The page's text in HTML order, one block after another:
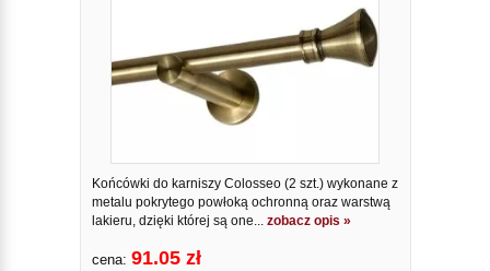
Końcówki do karniszy Colosseo (2 szt.) wykonane z
metalu pokrytego powłoką ochronną oraz warstwą
lakieru, dzięki której są one... zobacz opis »
cena: 91.05 zł